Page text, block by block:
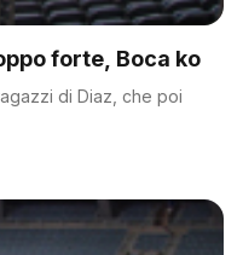
forte, Boca ko
di Diaz, che poi